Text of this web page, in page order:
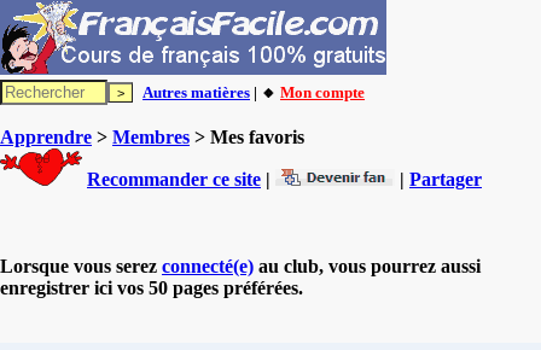
Autres matières | 🔸 Mon compte
Apprendre > Membres > Mes favoris
Recommander ce site | | Partager
Lorsque vous serez connecté(e) au club, vous pourrez aussi
enregistrer ici vos 50 pages préférées.